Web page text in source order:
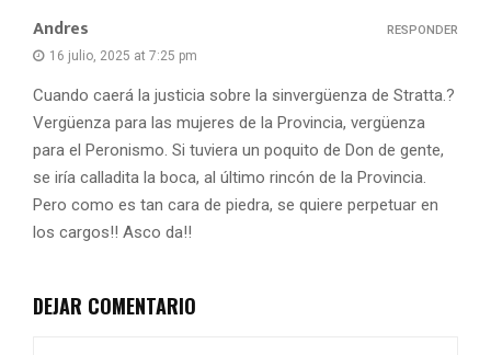
Andres
16 julio, 2025 at 7:25 pm
Cuando caerá la justicia sobre la sinvergüenza de Stratta.?
Vergüenza para las mujeres de la Provincia, vergüenza
para el Peronismo. Si tuviera un poquito de Don de gente,
se iría calladita la boca, al último rincón de la Provincia.
Pero como es tan cara de piedra, se quiere perpetuar en
los cargos!! Asco da!!
RESPONDER
DEJAR COMENTARIO